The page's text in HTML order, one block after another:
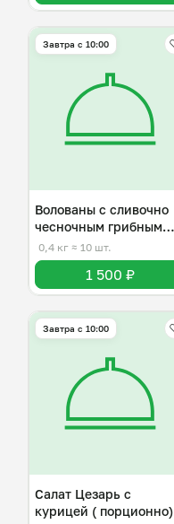
Завтра c 10:00
Волованы с сливочно
чесночным грибным
соусом
0,4 кг ≈ 10 шт.
1 500 ₽
Завтра c 10:00
Салат Цезарь с
курицей ( порционно)